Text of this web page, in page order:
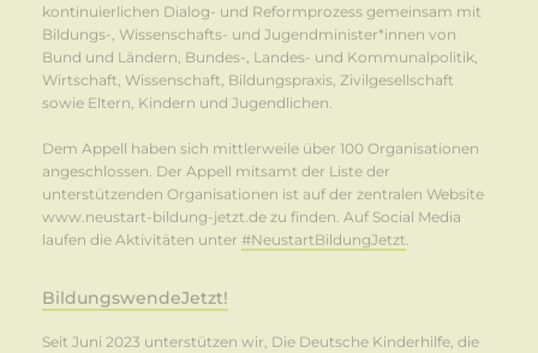
kontinuierlichen Dialog- und Reformprozess gemeinsam mit
Bildungs-, Wissenschafts- und Jugendminister*innen von
Bund und Ländern, Bundes-, Landes- und Kommunalpolitik,
Wirtschaft, Wissenschaft, Bildungspraxis, Zivilgesellschaft
sowie Eltern, Kindern und Jugendlichen.
Dem Appell haben sich mittlerweile über 100 Organisationen
angeschlossen. Der Appell mitsamt der Liste der
unterstützenden Organisationen ist auf der zentralen Website
www.neustart-bildung-jetzt.de zu finden. Auf Social Media
laufen die Aktivitäten unter #NeustartBildungJetzt
BildungswendeJetzt!
Seit Juni 2023 unterstützen wir, Die Deutsche Kinderhilfe, die